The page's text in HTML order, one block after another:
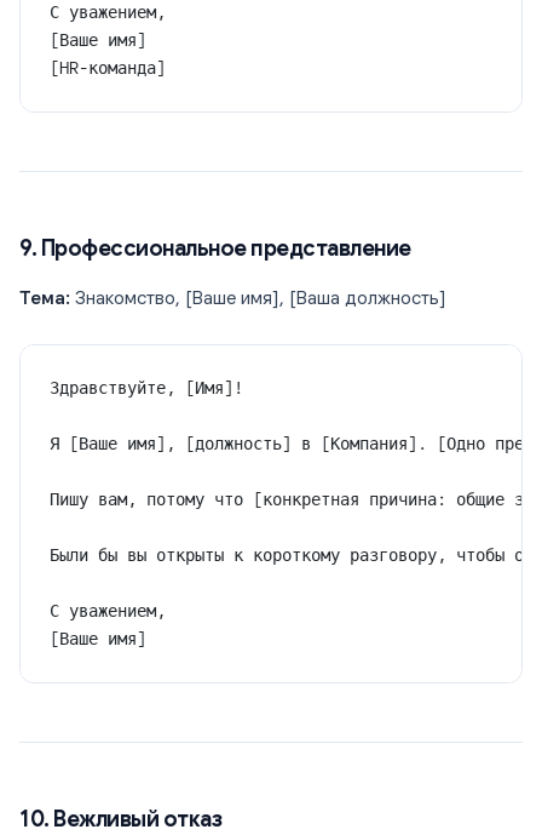
С уважением,
[Ваше имя]
[HR-команда]
9. Профессиональное представление
Тема: Знакомство, [Ваше имя], [Ваша должность]
Здравствуйте, [Имя]!
Я [Ваше имя], [должность] в [Компания]. [Одно
Пишу вам, потому что [конкретная причина: общие
Были бы вы открыты к короткому разговору, чтобы
С уважением,
[Ваше имя]
10. Вежливый отказ